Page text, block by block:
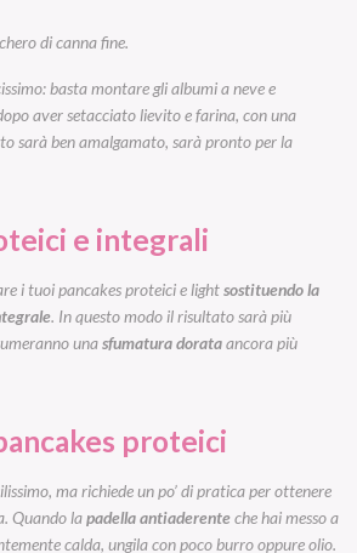
di canna fine.
basta montare gli albumi a neve e
aver setacciato lievito e farina, con una
sarà ben amalgamato, sarà pronto per la
e integrali
i tuoi pancakes proteici e lightsostituendo la
. In questo modo il risultato sarà più
unasfumatura dorataancora più
proteici
ma richiede un po’ di pratica per ottenere
Quando lapadella antiaderenteche hai messo a
calda, ungila con pocoburrooppure olio.